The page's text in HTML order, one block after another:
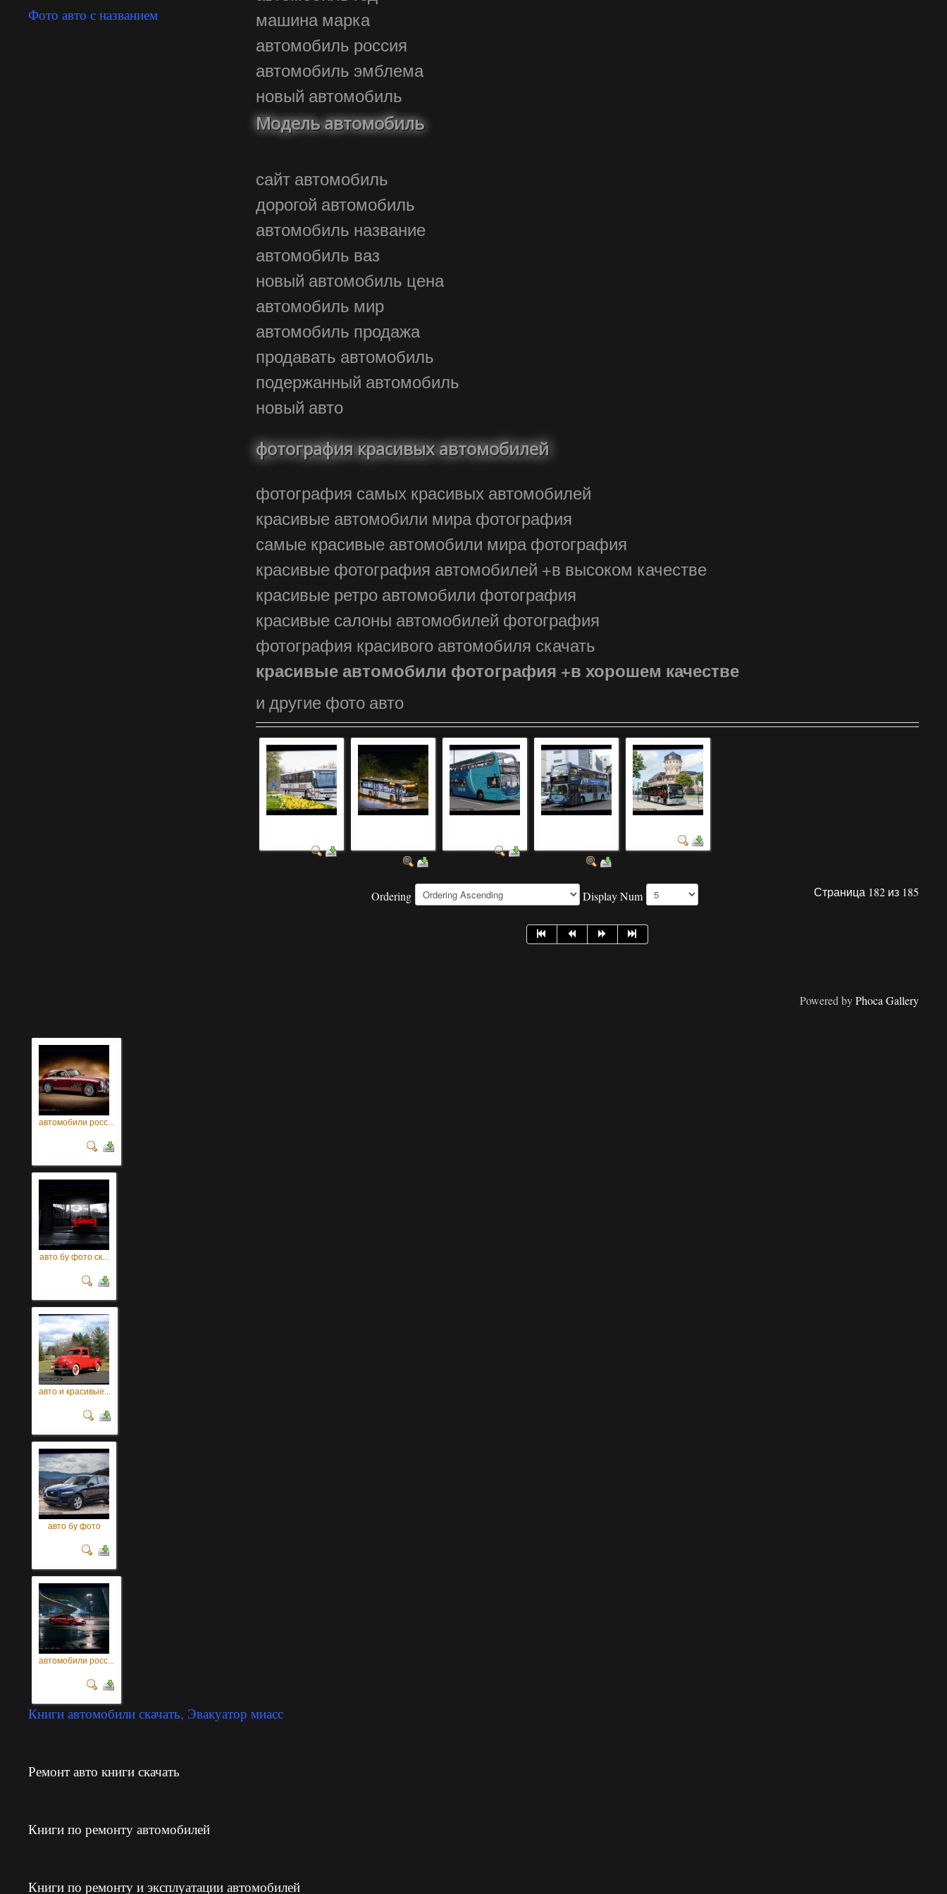
Фото авто с названием
машина марка
автомобиль россия
автомобиль эмблема
новый автомобиль
Модель автомобиль
сайт автомобиль
дорогой автомобиль
автомобиль название
автомобиль ваз
новый автомобиль цена
автомобиль мир
автомобиль продажа
продавать автомобиль
подержанный автомобиль
новый авто
фотография красивых автомобилей
фотография самых красивых автомобилей
красивые автомобили мира фотография
самые красивые автомобили мира фотография
красивые фотография автомобилей +в высоком качестве
красивые ретро автомобили фотография
красивые салоны автомобилей фотография
фотография красивого автомобиля скачать
красивые автомобили фотография +в хорошем качестве
и другие фото авто
Ordering Display Num Страница 182 из 185
Powered byPhoca Gallery
автомобили росс...
авто бу фото ск...
авто и красивые...
авто бу фото
автомобили росс...
Книги автомобили скачать, Эвакуатор миасс
Ремонт авто книги скачать
Книги по ремонту автомобилей
Книги по ремонту и эксплуатации автомобилей